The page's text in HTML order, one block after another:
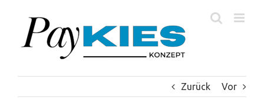
springen
Zurück Vor